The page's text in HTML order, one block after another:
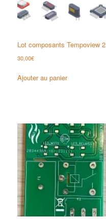
Lot composants Tempoview 2
30,00€
Ajouter au panier